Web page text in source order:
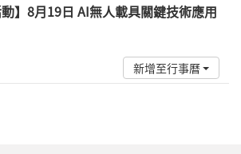
動】8月19日 AI無人載具關鍵技術應用
新增至行事曆